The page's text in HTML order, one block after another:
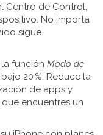
Centro de Control,
No importa
sigue
función Modo de
20 %. Reduce la
de apps y
encuentres un